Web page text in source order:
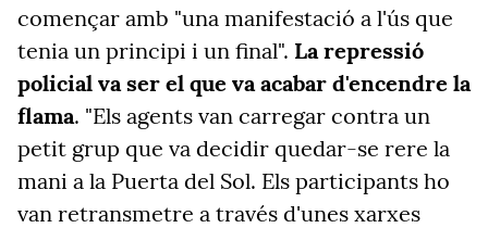
començar amb "una manifestació a l'ús que
tenia un principi i un final". La repressió
policial va ser el que va acabar d'encendre la
flama. "Els agents van carregar contra un
petit grup que va decidir quedar-se rere la
mani a la Puerta del Sol. Els participants ho
van retransmetre a través d'unes xarxes